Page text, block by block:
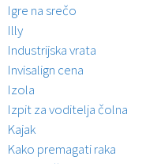
Igre na srečo
Illy
Industrijska vrata
Invisalign cena
Izola
Izpit za voditelja čolna
Kajak
Kako premagati raka